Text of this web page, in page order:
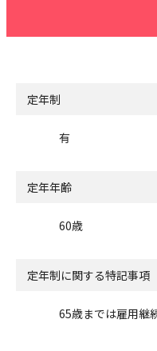
定年制
有
定年年齢
60歳
定年制に関する特記事項
65歳までは雇用継